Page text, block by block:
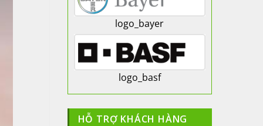
logo_bayer
logo_basf
HỖ TRỢ KHÁCH HÀNG